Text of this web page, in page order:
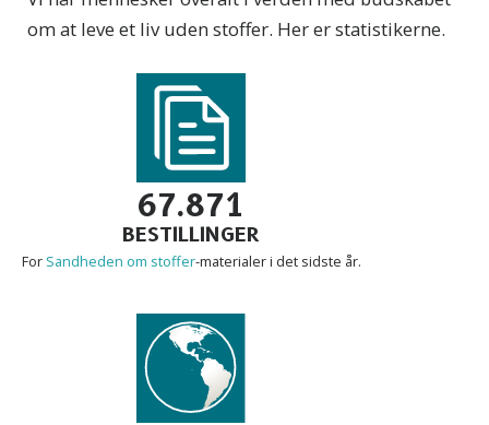
om at leve et liv uden stoffer. Her er statistikerne.
67.871
BESTILLINGER
For Sandheden om stoffer-materialer i det sidste år.